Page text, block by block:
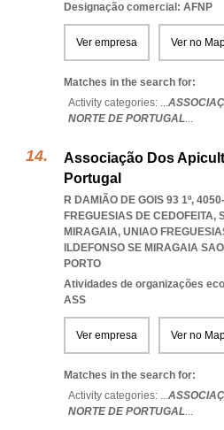
Designação comercial: AFNP
Ver empresa Ver no
Matches in the search for:
Activity categories: ...
NORTE DE PORTUGAL...
Associação Dos
Portugal
R DAMIÃO DE GOIS 93 1º,
FREGUESIAS DE CEDOFEITA,
MIRAGAIA, UNIAO
ILDEFONSO SE MIRAGAIA
PORTO
Atividades de organizações
ASS
Ver empresa Ver no
Matches in the search for:
Activity categories: ...
NORTE DE PORTUGAL...